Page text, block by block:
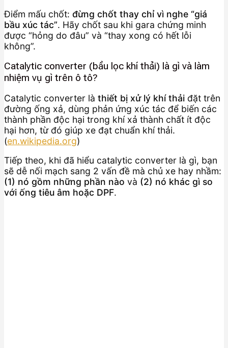
Điểm mấu chốt: đừng chốt thay chỉ vì nghe “giá
bầu xúc tác”. Hãy chốt sau khi gara chứng minh
được “hỏng do đâu” và “thay xong có hết lỗi
không”.
Catalytic converter (bầu lọc khí thải) là gì và làm
nhiệm vụ gì trên ô tô?
Catalytic converter là thiết bị xử lý khí thải đặt trên
đường ống xả, dùng phản ứng xúc tác để biến các
thành phần độc hại trong khí xả thành chất ít độc
hại hơn, từ đó giúp xe đạt chuẩn khí thải.
(en.wikipedia.org)
Tiếp theo, khi đã hiểu catalytic converter là gì, bạn
sẽ dễ nối mạch sang 2 vấn đề mà chủ xe hay nhầm:
(1) nó gồm những phần nào và (2) nó khác gì so
với ống tiêu âm hoặc DPF.